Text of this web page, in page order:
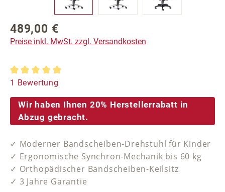
Regulärer Preis:
489,00 €
Preise inkl. MwSt. zzgl. Versandkosten
Durchschnittliche Bewertung von 5 von 5 Sternen
1 Bewertung
Wir haben Ihnen 20% Herstellerrabatt in
Abzug gebracht.
✓ Moderner Bandscheiben-Drehstuhl für Kinder
✓ Ergonomische Synchron-Mechanik bis 60 kg
✓ Orthopädischer Bandscheiben-Keilsitz
✓ 3 Jahre Garantie